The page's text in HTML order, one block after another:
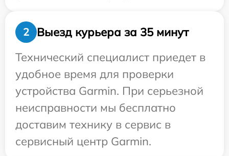
2
Выезд курьера за 35 минут
Технический специалист приедет в
удобное время для проверки
устройства Garmin. При серьезной
неисправности мы бесплатно
доставим технику в сервис в
сервисный центр Garmin.